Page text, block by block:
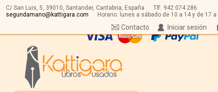
C/ San Luis, 5, 39010, Santander, Cantabria, España Tlf: 942 074 286
segundamano@kattigara.com
Horario: lunes a sábado de 10 a 14 y de 17 a
Iniciar sesión
Contacto